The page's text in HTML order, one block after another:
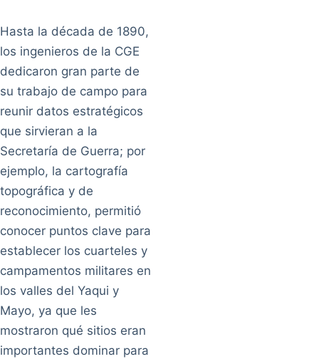
Hasta la década de 1890,
los ingenieros de la CGE
dedicaron gran parte de
su trabajo de campo para
reunir datos estratégicos
que sirvieran a la
Secretaría de Guerra; por
ejemplo, la cartografía
topográfica y de
reconocimiento, permitió
conocer puntos clave para
establecer los cuarteles y
campamentos militares en
los valles del Yaqui y
Mayo, ya que les
mostraron qué sitios eran
importantes dominar para